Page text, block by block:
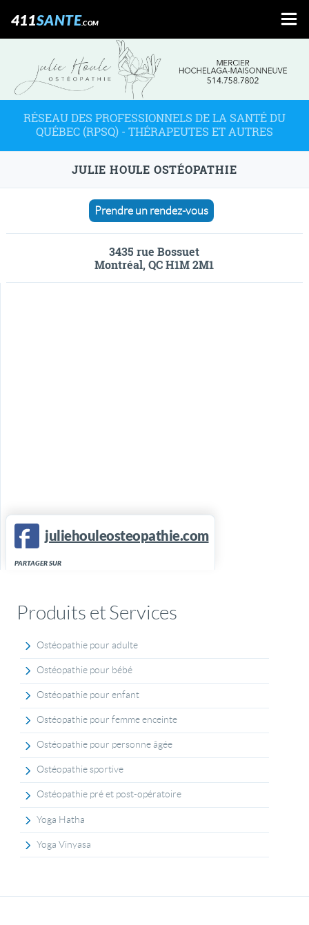
411SANTE.COM
RÉSEAU DES PROFESSIONNELS DE LA SANTÉ DU
QUÉBEC (RPSQ) - THÉRAPEUTES ET AUTRES
JULIE HOULE OSTÉOPATHIE
Prendre un rendez-vous
3435 rue Bossuet
Montréal, QC H1M 2M1
juliehouleosteopathie.com
PARTAGER SUR
Produits et Services
Ostéopathie pour adulte
Ostéopathie pour bébé
Ostéopathie pour enfant
Ostéopathie pour femme enceinte
Ostéopathie pour personne âgée
Ostéopathie sportive
Ostéopathie pré et post-opératoire
Yoga Hatha
Yoga Vinyasa